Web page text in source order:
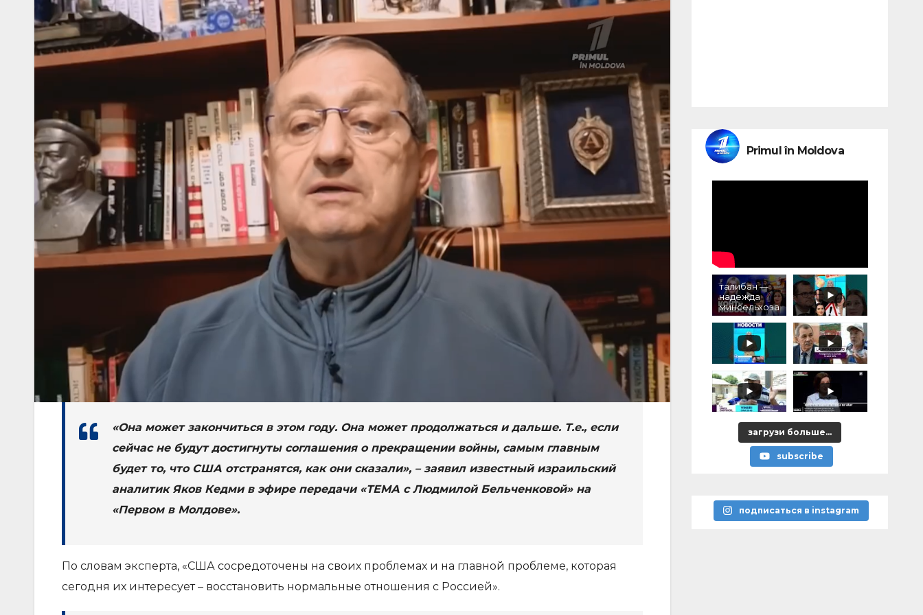
«Она может закончиться в этом году. Она может продолжаться и дальше. Т.е., если
сейчас не будут достигнуты соглашения о прекращении войны, самым главным
будет то, что США отстранятся, как они сказали», – заявил известный израильский
аналитик Яков Кедми в эфире передачи «ТЕМА с Людмилой Бельченковой» на
«Первом в Молдове».
По словам эксперта, «США сосредоточены на своих проблемах и на главной проблеме, которая
сегодня их интересует – восстановить нормальные отношения с Россией».
Primul în Moldova
талибан —
надежда
минсельхоза
, налог на
моцареллу,
тофан в
роли
управдома
загрузи больше...
subscribe
подписаться в instagram